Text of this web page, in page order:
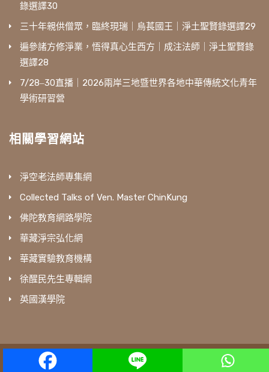
錄選譯30
三十年親供僧眾，臨終現瑞｜烏萇國王｜淨土聖賢錄選譯29
遍參諸方修淨業，悟得真心生西方｜成注法師｜淨土聖賢錄
選譯28
7/28‒30直播｜2026兩岸三地暨世界各地中華傳統文化青年
學術研習營
相關學習網站
淨空老法師專集網
Collected Talks of Ven. Master ChinKung
佛陀教育網路學院
華藏淨宗弘化網
華藏實驗教育機構
徐醒民先生專輯網
英國漢學院
amtb © All Rights Reserved